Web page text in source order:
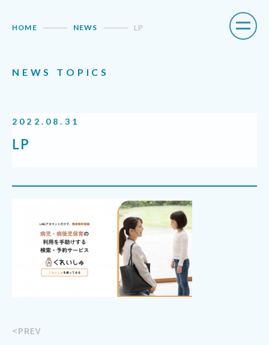
HOME NEWS LP
N E WS T O P I CS
2 0 2 2 . 0 8. 3 1
LP
<PREV